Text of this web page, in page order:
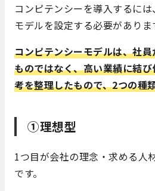
コンピテンシーを導入するに
モデルを設定する必要がありま
コンピテンシーモデルは、社
ものではなく、高い業績に結
考を整理したもので、2つの種
①理想型
1つ目が会社の理念・求める人
です。